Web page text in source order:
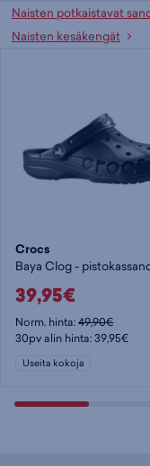
Naisten potkaistavat
Naisten kesäkengät
Crocs
Baya Clog -
39,95€
Norm. hinta:49,90€
30pv alin hinta: 39,95€
Useita kokoja